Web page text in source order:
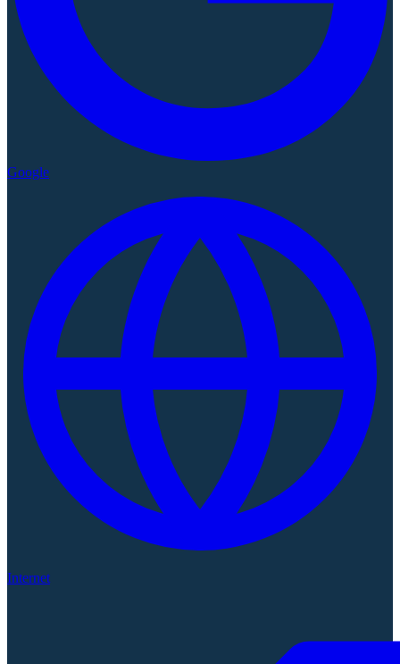
Google
Internet